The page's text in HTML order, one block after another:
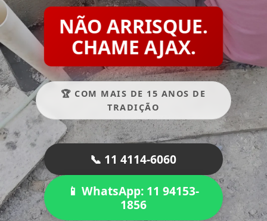
NÃO ARRISQUE.
CHAME AJAX.
🏆 COM MAIS DE 15 ANOS DE
TRADIÇÃO
📞 11 4114-6060
📱 WhatsApp: 11 94153-
1856